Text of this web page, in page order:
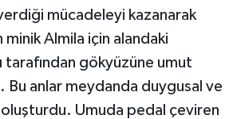
verdiği mücadeleyi kazanarak
minik Almila için alandaki
tarafından gökyüzüne umut
Bu anlar meydanda duygusal ve
Umuda pedal çeviren